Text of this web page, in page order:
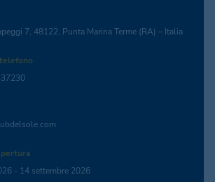
7, 48122, Punta Marina Terme (RA) – Italia
- 14 settembre 2026